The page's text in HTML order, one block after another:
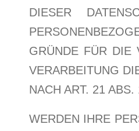
DIESER
GRÜNDE FÜR DIE
VERARBEITUNG
NACH ART. 21 ABS.
WERDEN IHRE